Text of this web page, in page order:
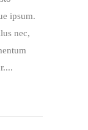
ipsum.
nec,